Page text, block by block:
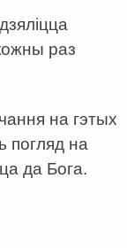
раз
на гэтых
погляд на
да Бога.